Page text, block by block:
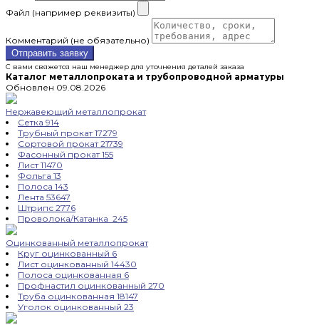
Файл (например реквизиты)
Комментарий (не обязательно)
Отправить заявку
С вами свяжется наш менеджер для уточнения деталей заказа
Каталог металлопроката и трубопроводной арматуры
Обновлен 09.08.2026
Нержавеющий металлопрокат
Сетка 914
Трубный прокат17279
Сортовой прокат21739
Фасонный прокат155
Лист11470
Фольга 13
Полоса 143
Лента 53647
Штрипс 2776
Проволока/Катанка 245
Оцинкованный металлопрокат
Круг оцинкованный 6
Лист оцинкованный 14430
Полоса оцинкованная 6
Профнастил оцинкованный 270
Труба оцинкованная 18147
Уголок оцинкованный 23